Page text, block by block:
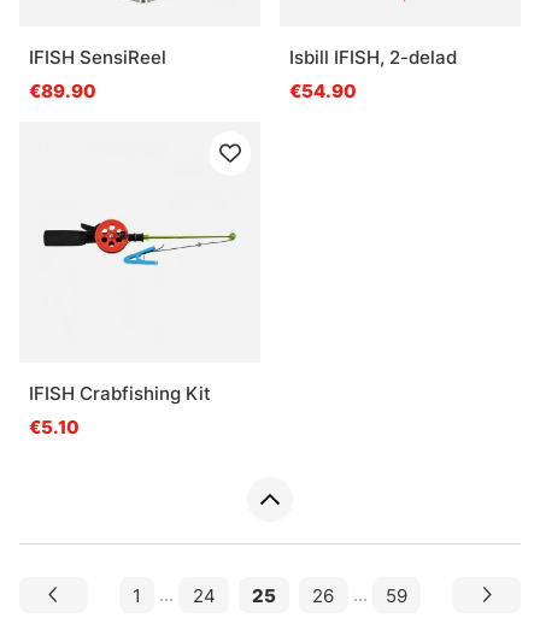
IFISH SensiReel
€89.90
Isbill IFISH, 2-delad
€54.90
IFISH Crabfishing Kit
€5.10
1 ... 24 25 26 ... 59